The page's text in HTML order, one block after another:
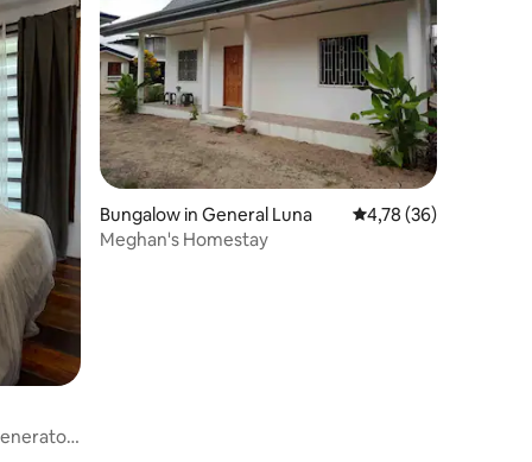
Bungalow in General Luna Gemiddelde
4,78 (36)
Meghan's Homestay